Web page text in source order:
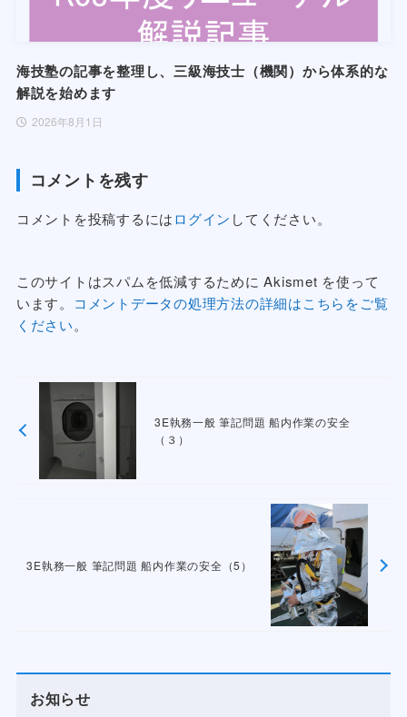
海技塾の記事を整理し、三級海技士（機関）から体系的な
解説を始めます
2026年8月1日
コメントを残す
コメントを投稿するにはログイン してください。
このサイトはスパムを低減するために Akismet を使って
います。 コメントデータの処理方法の詳細はこちらをご覧
ください。
3E執務一般 筆記問題 船内作業の安全
（３）
3E執務一般 筆記問題 船内作業の安全（5）
お知らせ